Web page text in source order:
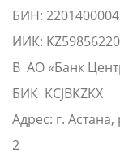
БИН:
ИИК:
В АО «Банк
БИК KCJBKZKX
Адрес: г.
2